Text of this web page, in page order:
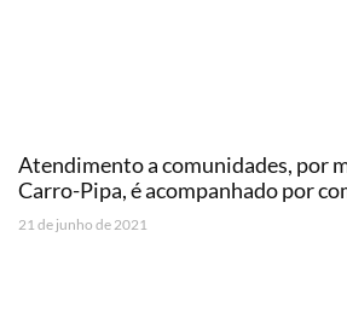
Atendimento a comunidades, por
Carro-Pipa, é acompanhado por
21 de junho de 2021